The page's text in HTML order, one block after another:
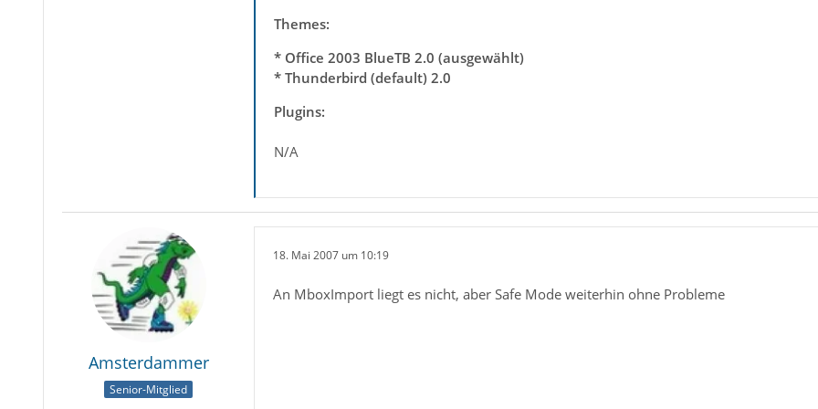
Themes:
* Office 2003 BlueTB 2.0 (ausgewählt)
* Thunderbird (default) 2.0
Plugins:
N/A
Amsterdammer
Senior-Mitglied
18. Mai 2007 um 10:19
An MboxImport liegt es nicht, aber Safe Mode weiterhin ohne Probleme